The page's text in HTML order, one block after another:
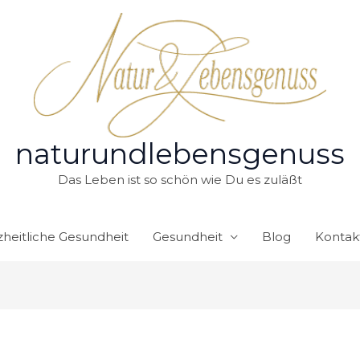
naturundlebensgenuss
Das Leben ist so schön wie Du es zuläßt
Gesundheit Gesundheit Blog